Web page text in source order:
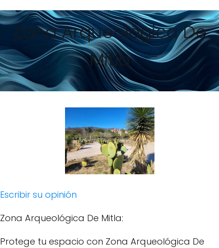
Zona Arqueológica De
Mitla
Escribir su opinión
Zona Arqueológica De Mitla:
Protege tu espacio con Zona Arqueológica De